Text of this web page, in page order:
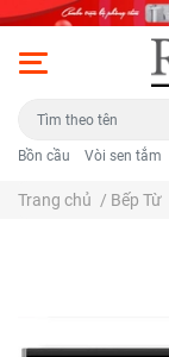
Bồn cầu Vòi sen tắm
Trang chủ / Bếp Từ